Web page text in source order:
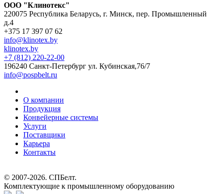
ООО "Клинотекс"
220075 Республика Беларусь, г. Минск, пер. Промышленный
д.4
+375 17 397 07 62
info@klinotex.by
klinotex.by
+7 (812) 220-22-00
196240 Санкт-Петербург ул. Кубинская,76/7
info@pospbelt.ru
О компании
Продукция
Конвейерные системы
Услуги
Поставщики
Карьера
Контакты
© 2007-2026. СПБелт.
Комплектующие к промышленному оборудованию